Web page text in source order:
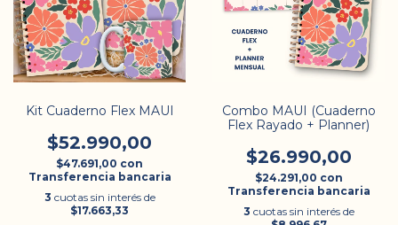
Kit Cuaderno Flex MAUI
$52.990,00
$47.691,00 con
Transferencia bancaria
3 cuotas sin interés de
$17.663,33
Combo MAUI (Cuaderno
Flex Rayado + Planner)
$26.990,00
$24.291,00 con
Transferencia bancaria
3 cuotas sin interés de